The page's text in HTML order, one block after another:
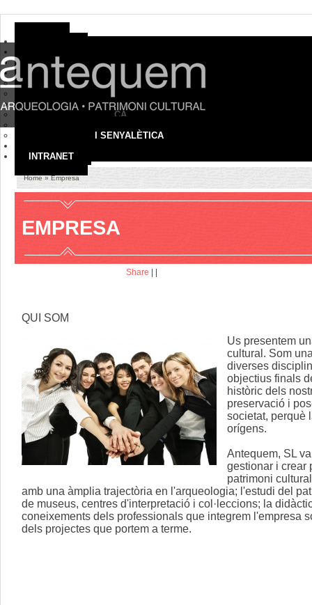
ON SOM
SERVEIS
ARQUEOLOGIA
MUSEUS I COL·LECCIONS
TURISME I DIDÀCTICA
EXPOSICIONS I SENYALÈTICA
INTRANET
Home» Empresa
EMPRESA
Share
QUI SOM
Us presentem
cultural. Som
diverses
objectius finals
històric dels
preservació i
societat, perquè
orígens.
Antequem, SL
gestionar i crear
patrimoni
amb una àmplia trajectòria en l'arqueologia; l'estudi del
de museus, centres d'interpretació i col·leccions; la
coneixements dels professionals que integrem l'empresa
dels projectes que portem a terme.